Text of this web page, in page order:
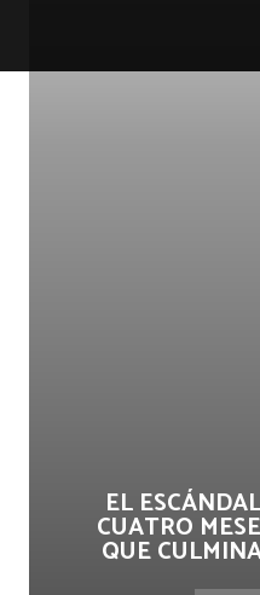
EL
CUATRO
QUE